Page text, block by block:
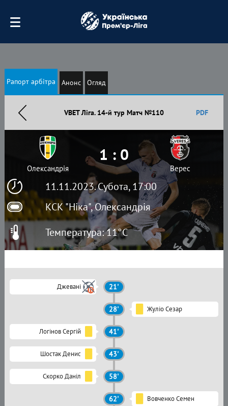
Рапорт арбітра Анонс Огляд
VBET Ліга. 14-й тур Матч №110 PDF
11.11.2023. Субота, 17:00
КСК "Ніка", Олександрія
Олександрія
1 : 0
Верес
Температура: 11°C
Джевані 21'
28' Жуліо Сезар
Логінов Сергій 41'
Шостак Денис 43'
Скорко Даніл 58'
62' Вовченко Семен